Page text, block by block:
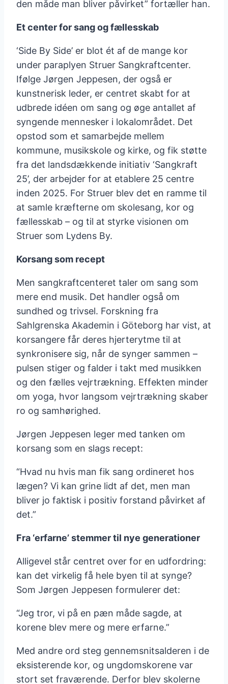
den måde man bliver påvirket” fortæller han.
Et center for sang og fællesskab
‘Side By Side’ er blot ét af de mange kor
under paraplyen Struer Sangkraftcenter.
Ifølge Jørgen Jeppesen, der også er
kunstnerisk leder, er centret skabt for at
udbrede idéen om sang og øge antallet af
syngende mennesker i lokalområdet. Det
opstod som et samarbejde mellem
kommune, musikskole og kirke, og fik støtte
fra det landsdækkende initiativ ‘Sangkraft
25’, der arbejder for at etablere 25 centre
inden 2025. For Struer blev det en ramme til
at samle kræfterne om skolesang, kor og
fællesskab – og til at styrke visionen om
Struer som Lydens By.
Korsang som recept
Men sangkraftcenteret taler om sang som
mere end musik. Det handler også om
sundhed og trivsel. Forskning fra
Sahlgrenska Akademin i Göteborg har vist, at
korsangere får deres hjerterytme til at
synkronisere sig, når de synger sammen –
pulsen stiger og falder i takt med musikken
og den fælles vejrtrækning. Effekten minder
om yoga, hvor langsom vejrtrækning skaber
ro og samhørighed.
Jørgen Jeppesen leger med tanken om
korsang som en slags recept:
“Hvad nu hvis man fik sang ordineret hos
lægen? Vi kan grine lidt af det, men man
bliver jo faktisk i positiv forstand påvirket af
det.”
Fra ‘erfarne’ stemmer til nye generationer
Alligevel står centret over for en udfordring:
kan det virkelig få hele byen til at synge?
Som Jørgen Jeppesen formulerer det:
“Jeg tror, vi på en pæn måde sagde, at
korene blev mere og mere erfarne.”
Med andre ord steg gennemsnitsalderen i de
eksisterende kor, og ungdomskorene var
stort set fraværende. Derfor blev skolerne